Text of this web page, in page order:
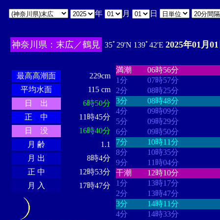
年 月 日
神奈川県：末広／鶴見 35ﾟ29'N 139ﾟ42'E 2025年01月
最高高潮面
229cm
平均水面
115 cm
日 出
6時50分
正 中
11時45分
日 没
16時40分
月 齢
1.1
月 出
8時4分
正 中
12時53分
月 入
17時47分
満潮
06時56分
1分
07時57分
2分
08時25分
3分
08時48分
4分
09時09分
5分
09時29分
6分
09時50分
7分
10時11分
8分
10時35分
9分
11時04分
干潮
12時10分
1分
13時17分
2分
13時47分
3分
14時11分
4分
14時33分